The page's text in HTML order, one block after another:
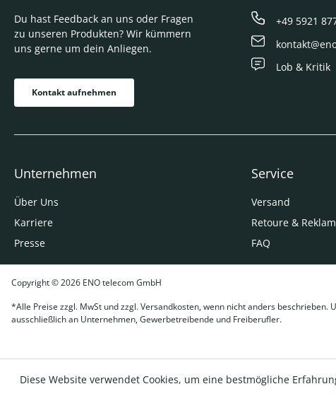
Du hast Feedback an uns oder Fragen
zu unseren Produkten? Wir kümmern
uns gerne um dein Anliegen.
Kontakt aufnehmen
+49 5921
Lob & Kritik
Unternehmen
Über Uns
Karriere
Presse
Service
Versand
Retoure &
FAQ
Copyright © 2026 ENO telecom GmbH
*Alle Preise zzgl. MwSt und zzgl. Versandkosten, wenn nicht anders beschrieben.
ausschließlich an Unternehmen, Gewerbetreibende und Freiberufler.
Diese Website verwendet Cookies, um eine bestmögliche